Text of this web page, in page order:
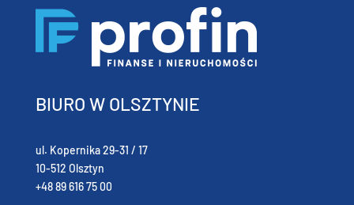
BIURO W OLSZTYNIE
ul. Kopernika 29-31 / 17
10-512 Olsztyn
+48 89 616 75 00